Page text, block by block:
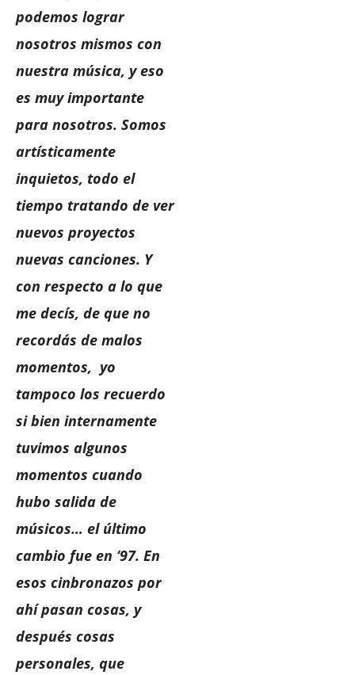
podemos lograr
nosotros mismos con
nuestra música, y eso
es muy importante
para nosotros. Somos
artísticamente
inquietos, todo el
tiempo tratando de ver
nuevos proyectos
nuevas canciones. Y
con respecto a lo que
me decís, de que no
recordás de malos
momentos, yo
tampoco los recuerdo
si bien internamente
tuvimos algunos
momentos cuando
hubo salida de
músicos… el último
cambio fue en ‘97. En
esos cinbronazos por
ahí pasan cosas, y
después cosas
personales, que